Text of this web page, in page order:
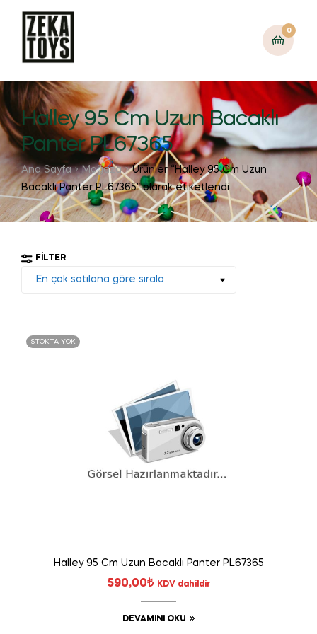
0
Halley 95 Cm Uzun Bacaklı
Panter PL67365
Ana Sayfa Mağaza
Ürünler “Halley 95 Cm Uzun
Bacaklı Panter PL67365” olarak etiketlendi
FILTER
STOKTA YOK
Halley 95 Cm Uzun Bacaklı Panter PL67365
590,00₺ KDV dahildir
DEVAMINI OKU